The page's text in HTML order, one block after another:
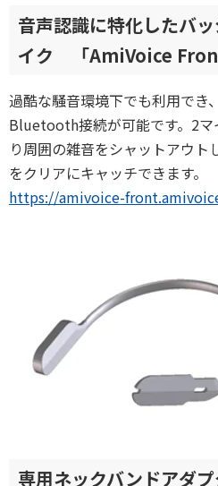
音声認識に特化したバ
イク​ 「AmiVoice Front
過酷な騒音環境下でも利用でき
Bluetooth接続が可能です。2マ
り周囲の雑音をシャットアウト
をクリアにキャッチできます。
https://amivoice-
専用ネックバンドアダ